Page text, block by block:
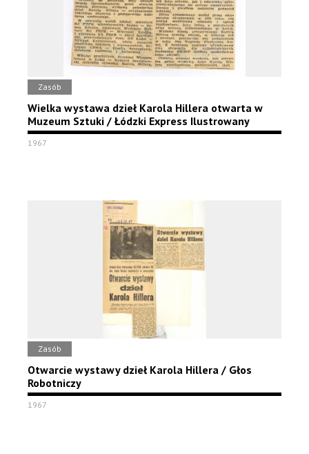
Zasób
Wielka wystawa dzieł Karola Hillera otwarta w
Muzeum Sztuki / Łódzki Express Ilustrowany
1967
Zasób
Otwarcie wystawy dzieł Karola Hillera / Głos
Robotniczy
1967